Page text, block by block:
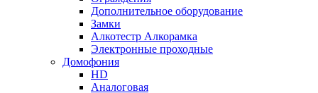
Дополнительное оборудование
Замки
Алкотестр Алкорамка
Электронные проходные
Домофония
HD
Аналоговая